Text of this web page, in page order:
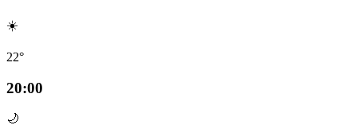
☀️
22°
20:00
🌙